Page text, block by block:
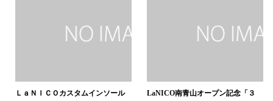
ＬａＮＩＣＯカスタムインソール
LaNICO南青山オープン記念「３